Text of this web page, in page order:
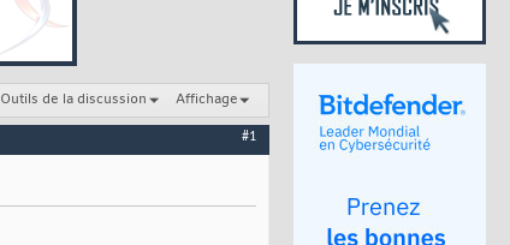
Outils de la discussion Affichage
#1